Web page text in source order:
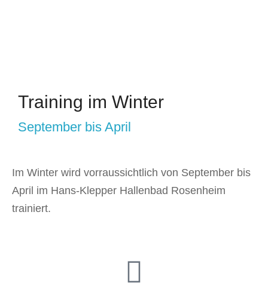
Training im Winter
September bis April
Im Winter wird vorraussichtlich von September bis
April im Hans-Klepper Hallenbad Rosenheim
trainiert.